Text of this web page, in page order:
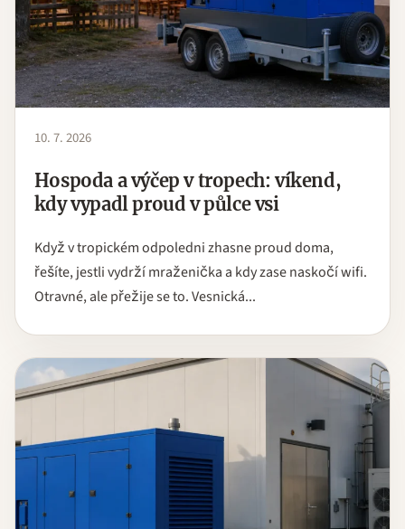
10. 7. 2026
Hospoda a výčep v tropech: víkend,
kdy vypadl proud v půlce vsi
Když v tropickém odpoledni zhasne proud doma,
řešíte, jestli vydrží mraženička a kdy zase naskočí wifi.
Otravné, ale přežije se to. Vesnická...